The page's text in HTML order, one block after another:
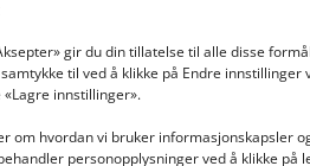
gir du din tillatelse til alle disse
til ved å klikke på Endre innstillinger
innstillinger».
om hvordan vi bruker informasjonskapsler
personopplysninger ved å klikke på
Nedre Nøttveit 60, 5238 Rådal